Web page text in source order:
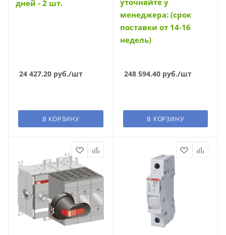
дней - 2 шт.
24 427.20 руб./шт
В КОРЗИНУ
уточняйте у
менеджера: (срок
поставки от 14-16
недель)
248 594.40руб./шт
В КОРЗИНУ